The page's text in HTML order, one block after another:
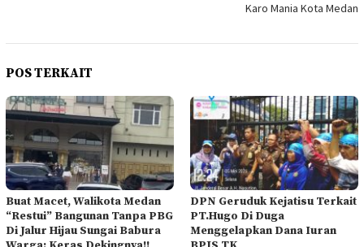
Karo Mania Kota Medan
POS TERKAIT
Buat Macet, Walikota Medan
“Restui” Bangunan Tanpa PBG
Di Jalur Hijau Sungai Babura
DPN Geruduk Kejatisu Terkait
PT.Hugo Di Duga
Menggelapkan Dana Iuran